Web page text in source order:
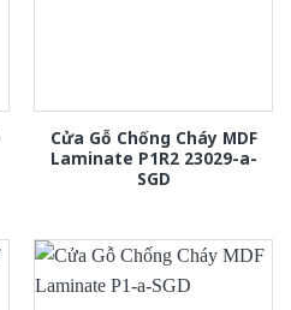
Cửa Gỗ Chống Cháy MDF
Laminate P1R2 23029-a-
SGD